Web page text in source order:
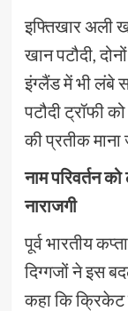
इफ्तिखार अली
खान पटौदी,
इंग्लैंड में भी लंबे
पटौदी ट्रॉफी
की प्रतीक माना
नाम परिवर्तन
नाराजगी
पूर्व भारतीय
दिग्गजों ने इस
कहा कि क्रिकेट